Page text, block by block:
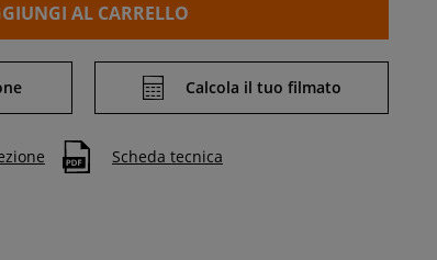
AL CARRELLO
Calcola il tuo filmato
Scheda tecnica